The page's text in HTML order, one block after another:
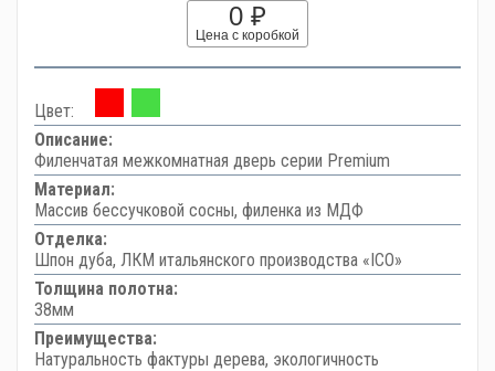
0 ₽
Цена с коробкой
Цвет:
Описание:
Филенчатая межкомнатная дверь серии Premium
Материал:
Массив бессучковой сосны, филенка из МДФ
Отделка:
Шпон дуба, ЛКМ итальянского производства «ICO»
Толщина полотна:
38мм
Преимущества:
Натуральность фактуры дерева, экологичность